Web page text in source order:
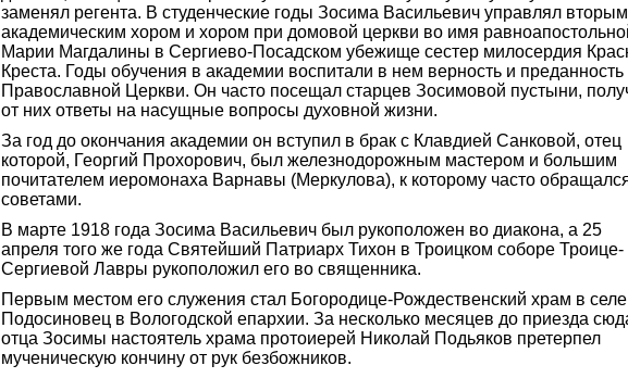
заменял регента. В студенческие годы Зосима Васильевич управлял вторым
академическим хором и хором при домовой церкви во имя
Марии Магдалины в Сергиево-Посадском убежище сестер милосердия
Креста. Годы обучения в академии воспитали в нем верность и преданность
Православной Церкви. Он часто посещал старцев Зосимовой пустыни,
от них ответы на насущные вопросы духовной жизни.
За год до окончания академии он вступил в брак с Клавдией Санковой, отец
которой, Георгий Прохорович, был железнодорожным мастером и большим
почитателем иеромонаха Варнавы (Меркулова), к которому часто
советами.
В марте 1918 года Зосима Васильевич был рукоположен во диакона, а 25
апреля того же года Святейший Патриарх Тихон в Троицком соборе Троице-
Сергиевой Лавры рукоположил его во священника.
Первым местом его служения стал Богородице-Рождественский храм в селе
Подосиновец в Вологодской епархии. За несколько месяцев до приезда
отца Зосимы настоятель храма протоиерей Николай Подьяков претерпел
мученическую кончину от рук безбожников.